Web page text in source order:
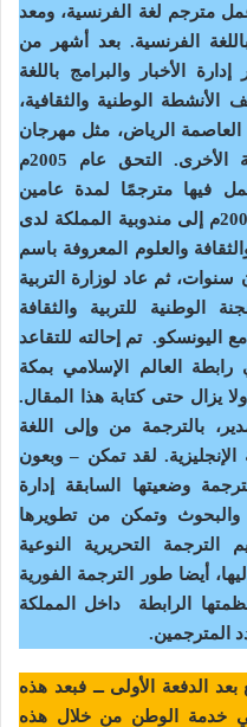
مترجم لغة الفرنسية، ومعد
الفرنسية. بعد أشهر من
الأخبار والبرامج باللغة
الأنشطة الوطنية والثقافية،
الرياض، مثل مهرجان
الجنادرية والمناسبات الثقافية الأخرى. التحق عام 2005م
فيها مترجمًا لمدة عامين
تقريبًا، قبل انتقاله بداية عام 2007م إلى مندوبية المملكة لدى
والعلوم المعروفة باسم
ثم عاد لوزارة التربية
الوطنية للتربية والثقافة
اليونسكو. تم إحالته للتقاعد
في رابطة العالم الإسلامي بمكة
يزال حتى كتابة هذا المقال.
بالترجمة من وإلى اللغة
الإنجليزية. لقد تمكن – وبعون
وضعيتها السابقة إدارة
وتمكن من تطويرها
الترجمة التحريرية النوعية
أيضا طور الترجمة الفورية
الرابطة داخل المملكة
المترجمين.
بعد الدفعة الأولى ــ فبعد هذه
في خدمة الوطن من خلال هذه